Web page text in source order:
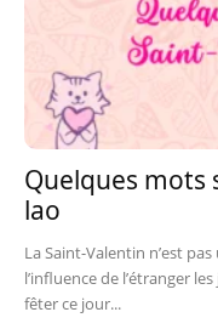
Quelques mots
lao
La Saint-Valentin n’est
l’influence de l’étranger
fêter ce jour...